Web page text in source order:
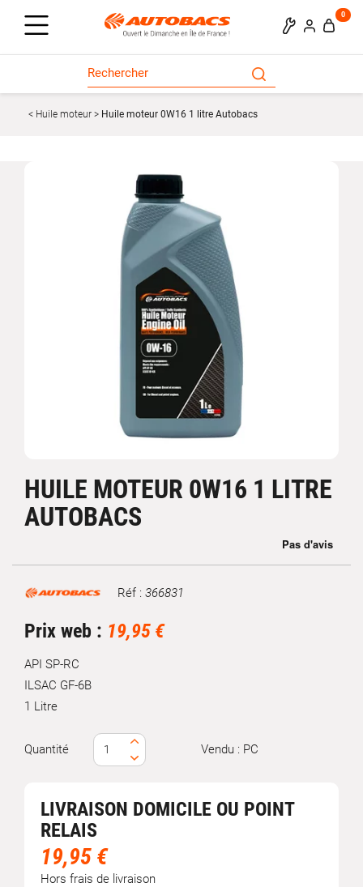
0
Huile moteur Huile moteur 0W16 1 litre Autobacs
HUILE MOTEUR 0W16 1 LITRE
AUTOBACS
Marque Réf : 366831
Prix web : 19,95 €
API SP-RC
ILSAC GF-6B
1 Litre
Quantité Vendu : PC
LIVRAISON DOMICILE OU POINT
RELAIS
19,95 €
Hors frais de livraison